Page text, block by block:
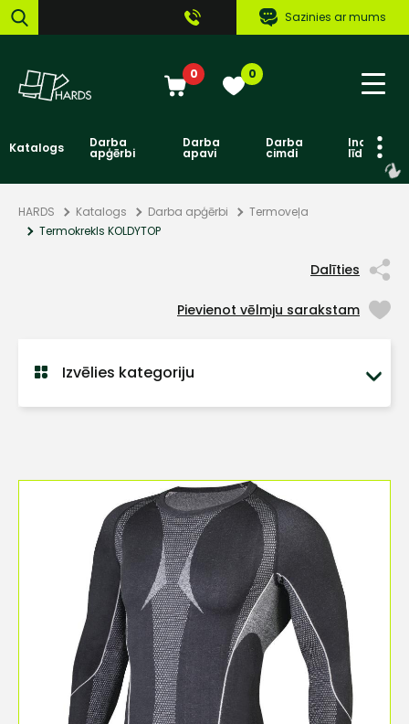
Sazinies ar mums
0 0
Katalogs Darba
apģērbi
Darba
apavi
Darba
cimdi līdzekļi
HARDS Katalogs Darba apģērbi
Termoveļa
Termokrekls KOLDYTOP
Dalīties
Pievienot vēlmju sarakstam
Izvēlies kategoriju